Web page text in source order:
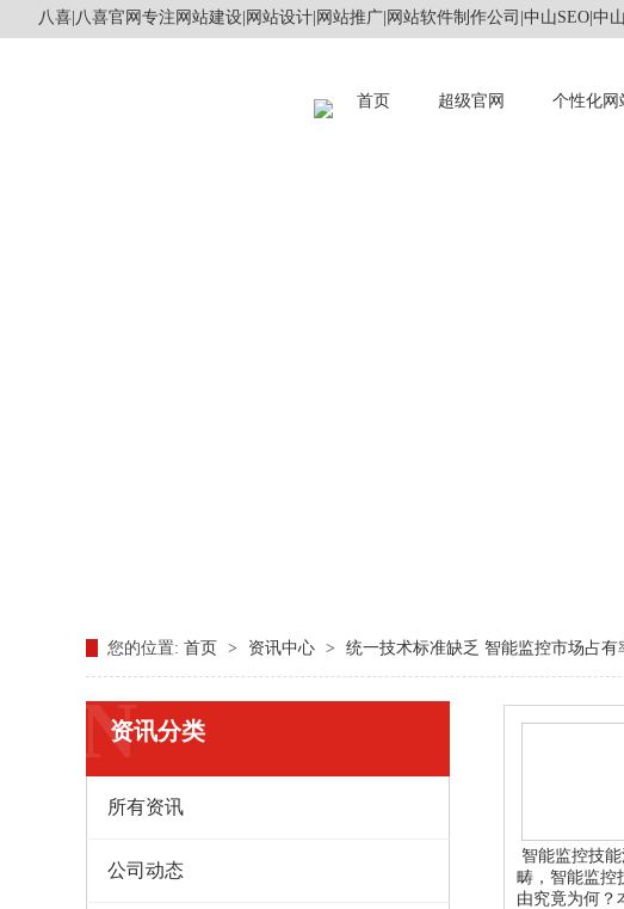
八喜|八喜官网专注网站建设|网站设计|网站推广|网站软件制作公司|中山SEO|中
首页 超级官网 个性化网
您的位置: 首页 > 资讯中心 > 统一技术标准缺乏 智能监控市场占有
资讯分类
N
所有资讯
公司动态
智能监控技
畴，智能监控
由究竟为何？